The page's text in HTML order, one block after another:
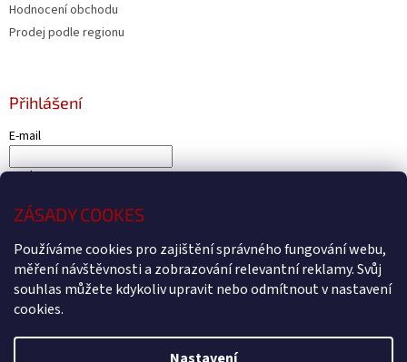
ZÁSADY COOKES
Používáme cookies pro zajištění správného fungování webu,
měření návštěvnosti a zobrazování relevantní reklamy. Svůj
souhlas můžete kdykoliv upravit nebo odmítnout v nastavení
cookies.
Hodnocení obchodu
Prodej podle regionu
Přihlášení
E-mail
Heslo
PŘIHLÁSIT SE
Nová registraceZapomenuté heslo